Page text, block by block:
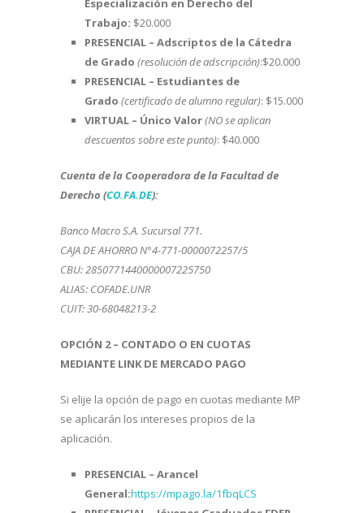
Especialización en Derecho del
Trabajo: $20.000
PRESENCIAL – Adscriptos de la Cátedra
de Grado (resolución de adscripción):$20.000
PRESENCIAL – Estudiantes de
Grado (certificado de alumno regular): $15.000
VIRTUAL – Único Valor(NO se aplican
descuentos sobre este punto): $40.000
Cuenta de la Cooperadora de la Facultad de
Derecho (CO.FA.DE):
Banco Macro S.A. Sucursal 771.
CAJA DE AHORRO N°4-771-0000072257/5
CBU: 2850771440000007225750
ALIAS: COFADE.UNR
CUIT: 30-68048213-2
OPCIÓN 2 – CONTADO O EN CUOTAS
MEDIANTE LINK DE MERCADO PAGO
Si elije la opción de pago en cuotas mediante MP
se aplicarán los intereses propios de la
aplicación.
PRESENCIAL – Arancel
General:https://mpago.la/1fbqLCS